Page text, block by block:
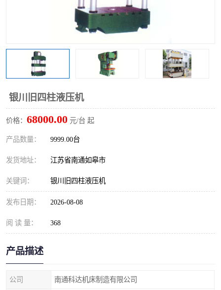
银川旧四柱液压机
价格： 68000.00 元/台 起
产品数量： 9999.00台
发货地址： 江苏省南通如皋市
关键词： 银川旧四柱液压机
发布日期： 2026-08-08
阅 读 量： 368
产品描述
公司 南通科达机床制造有限公司